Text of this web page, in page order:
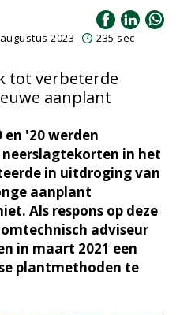
2023 235 sec
tot verbeterde
aanplant
en '20 werden
in het
in uitdroging van
aanplant
Als respons op deze
adviseur
in maart 2021 een
plantmethoden te